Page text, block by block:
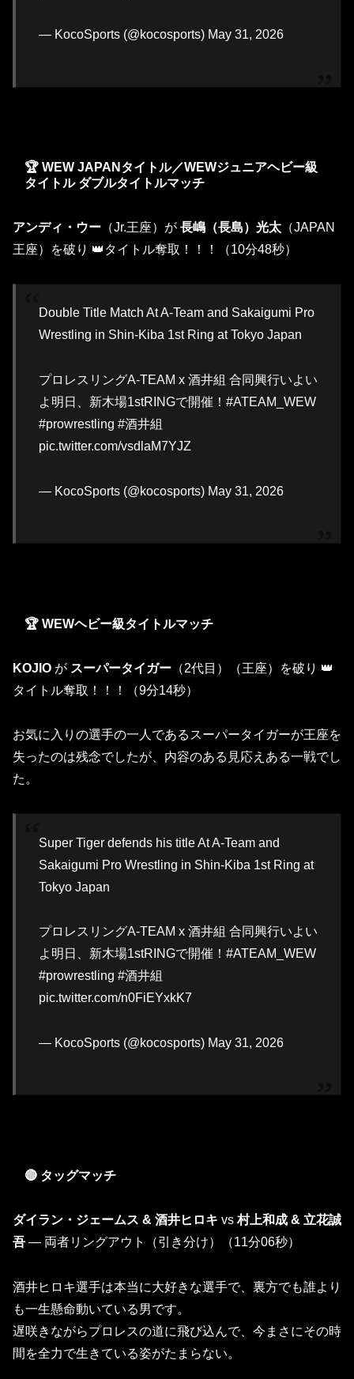
— KocoSports (@kocosports) May 31, 2026
🏆 WEW JAPANタイトル／WEWジュニアヘビー級
タイトル ダブルタイトルマッチ
アンディ・ウー （Jr.王座）が 長嶋（長島）光太 （JAPAN
王座）を破り 👑タイトル奪取！！！（10分48秒）
Double Title Match At A-Team and Sakaigumi Pro
Wrestling in Shin-Kiba 1st Ring at Tokyo Japan
プロレスリングA-TEAM x 酒井組 合同興行いよい
よ明日、新木場1stRINGで開催！#ATEAM_WEW
#prowrestling #酒井組
pic.twitter.com/vsdlaM7YJZ
— KocoSports (@kocosports) May 31, 2026
🏆 WEWヘビー級タイトルマッチ
KOJIO が スーパータイガー （2代目）（王座）を破り 👑
タイトル奪取！！！（9分14秒）
お気に入りの選手の一人であるスーパータイガーが王座を
失ったのは残念でしたが、内容のある見応えある一戦でし
た。
Super Tiger defends his title At A-Team and
Sakaigumi Pro Wrestling in Shin-Kiba 1st Ring at
Tokyo Japan
プロレスリングA-TEAM x 酒井組 合同興行いよい
よ明日、新木場1stRINGで開催！#ATEAM_WEW
#prowrestling #酒井組
pic.twitter.com/n0FiEYxkK7
— KocoSports (@kocosports) May 31, 2026
🔴 タッグマッチ
ダイラン・ジェームス & 酒井ヒロキ vs村上和成 & 立花誠
吾 — 両者リングアウト（引き分け）（11分06秒）
酒井ヒロキ選手は本当に大好きな選手で、裏方でも誰より
も一生懸命動いている男です。
遅咲きながらプロレスの道に飛び込んで、今まさにその時
間を全力で生きている姿がたまらない。